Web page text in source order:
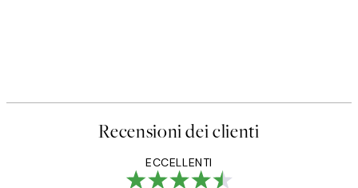
Recensioni dei clienti
ECCELLENTI